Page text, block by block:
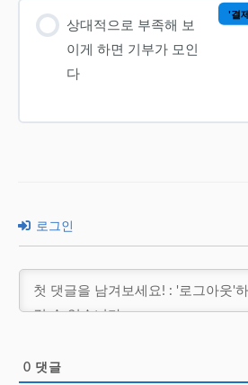
상대적으로 부족해 보
이게 하면 기부가 모인
다
'결
로그인
0 댓글